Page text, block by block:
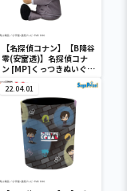
【名探偵コナン】【B降谷
零(安室透)】名探偵コナ
ン [MP]くっつきぬいぐる
み“コナン&降谷&高木&
佐藤”
22.04.01